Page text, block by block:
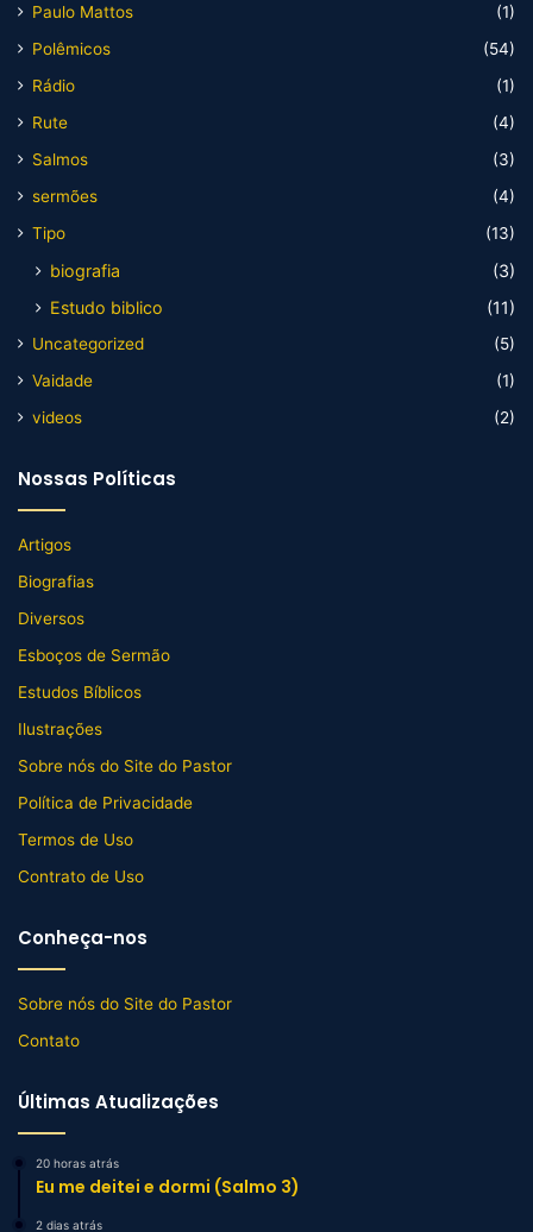
Paulo Mattos
(1)
Polêmicos
(54)
Rádio
(1)
Rute
(4)
Salmos
(3)
sermões
(4)
Tipo
(13)
biografia
(3)
Estudo biblico
(11)
Uncategorized
(5)
Vaidade
(1)
videos
(2)
Nossas Políticas
Artigos
Biografias
Diversos
Esboços de Sermão
Estudos Bíblicos
Ilustrações
Sobre nós do Site do Pastor
Política de Privacidade
Termos de Uso
Contrato de Uso
Conheça-nos
Sobre nós do Site do Pastor
Contato
Últimas Atualizações
20 horas atrás
Eu me deitei e dormi (Salmo 3)
2 dias atrás